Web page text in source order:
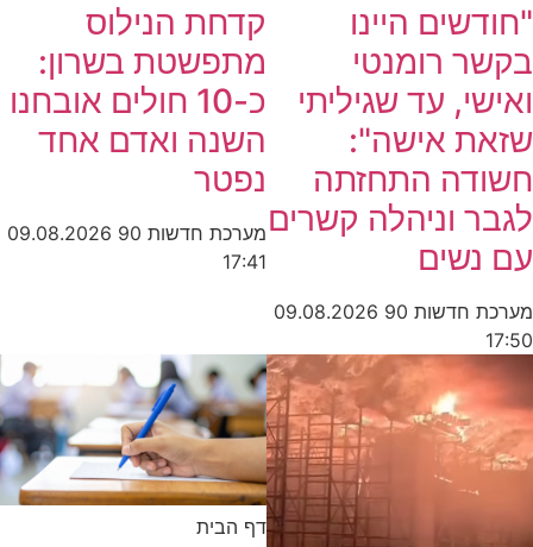
"חודשים היינו
בקשר רומנטי
ואישי, עד שגיליתי
שזאת אישה":
חשודה התחזתה
לגבר וניהלה קשרים
עם נשים
מערכת חדשות 90
09.08.2026
17:50
קדחת הנילוס
מתפשטת בשרון:
כ-10 חולים אובחנו
השנה ואדם אחד
נפטר
מערכת חדשות 90
09.08.2026
17:41
דף הבית